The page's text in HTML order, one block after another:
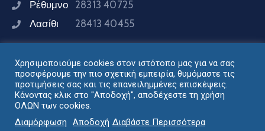
Ρέθυμνο 28313 40725
Λασίθι 28413 40455
Συνδεθείτε μαζί μας
Σχεδιασμός - Ανάπτυξη: Διεύθυνση Ηλεκτρονικής
Διακυβέρνησης Περιφέρειας Κρήτης © 2024
Χρησιμοποιούμε cookies στον ιστότοπο μας για να σας
προσφέρουμε την πιο σχετική εμπειρία, θυμόμαστε τις
προτιμήσεις σας και τις επανειλημμένες επισκέψεις.
Κάνοντας κλικ στο "Αποδοχή", αποδέχεστε τη χρήση
ΟΛΩΝ των cookies.
Διαμόρφωση
Αποδοχή Διαβάστε Περισσότερα